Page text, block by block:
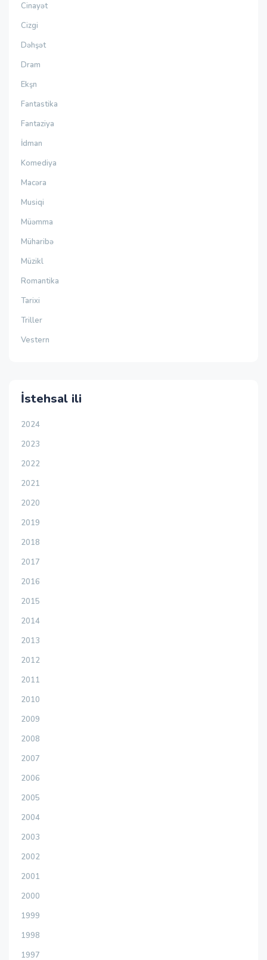
Cinayət
Cizgi
Dəhşət
Dram
Ekşn
Fantastika
Fantaziya
İdman
Komediya
Macəra
Musiqi
Müəmma
Müharibə
Müzikl
Romantika
Tarixi
Triller
Vestern
İstehsal ili
2024
2023
2022
2021
2020
2019
2018
2017
2016
2015
2014
2013
2012
2011
2010
2009
2008
2007
2006
2005
2004
2003
2002
2001
2000
1999
1998
1997